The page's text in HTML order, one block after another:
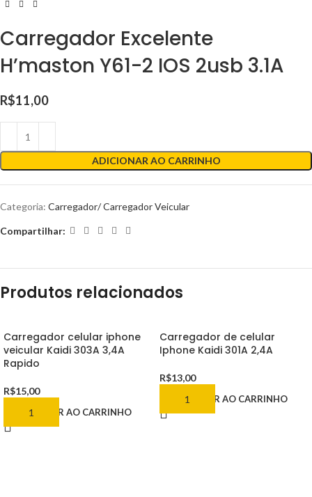
Carregador Excelente
H’maston Y61-2 IOS 2usb 3.1A
R$11,00
ADICIONAR AO CARRINHO
Categoria: Carregador/ Carregador Veicular
Compartilhar:
Produtos relacionados
Carregador celular iphone
veicular Kaidi 303A 3,4A
Rapido
R$15,00
ADICIONAR AO CARRINHO
Carregador de celular
Iphone Kaidi 301A 2,4A
R$13,00
ADICIONAR AO CARRINHO